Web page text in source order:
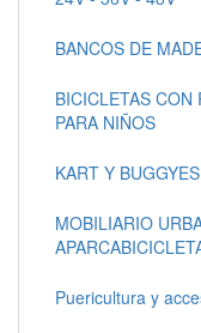
BANCOS DE
BICICLETAS CON
PARA NIÑOS
KART Y
MOBILIARIO
Puericultura y